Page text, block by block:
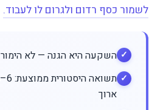
לשמור כסף רדום ולגרום לו לעבוד.
השקעה היא הגנה — לא הימור
ארוך